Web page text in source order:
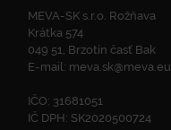
MEVA-SK s.r.o. Rožňava
Krátka 574
049 51, Brzotín časť Bak
E-mail: meva.sk@meva.eu
IČO: 31681051
IČ DPH: SK2020500724